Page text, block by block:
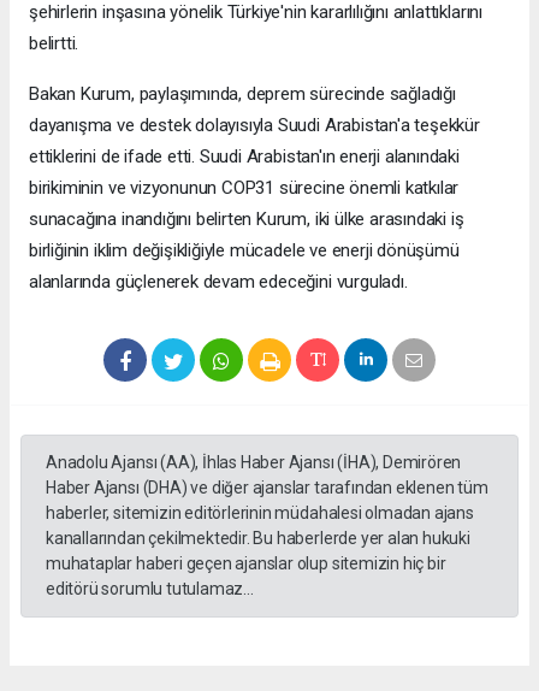
şehirlerin inşasına yönelik Türkiye'nin kararlılığını anlattıklarını
belirtti.
Bakan Kurum, paylaşımında, deprem sürecinde sağladığı
dayanışma ve destek dolayısıyla Suudi Arabistan'a teşekkür
ettiklerini de ifade etti. Suudi Arabistan'ın enerji alanındaki
birikiminin ve vizyonunun COP31 sürecine önemli katkılar
sunacağına inandığını belirten Kurum, iki ülke arasındaki iş
birliğinin iklim değişikliğiyle mücadele ve enerji dönüşümü
alanlarında güçlenerek devam edeceğini vurguladı.
Anadolu Ajansı (AA), İhlas Haber Ajansı (İHA), Demirören
Haber Ajansı (DHA) ve diğer ajanslar tarafından eklenen tüm
haberler, sitemizin editörlerinin müdahalesi olmadan ajans
kanallarından çekilmektedir. Bu haberlerde yer alan hukuki
muhataplar haberi geçen ajanslar olup sitemizin hiç bir
editörü sorumlu tutulamaz...